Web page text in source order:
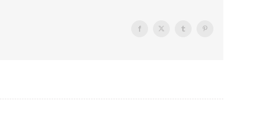
FacebookX Tumblr Pinterest